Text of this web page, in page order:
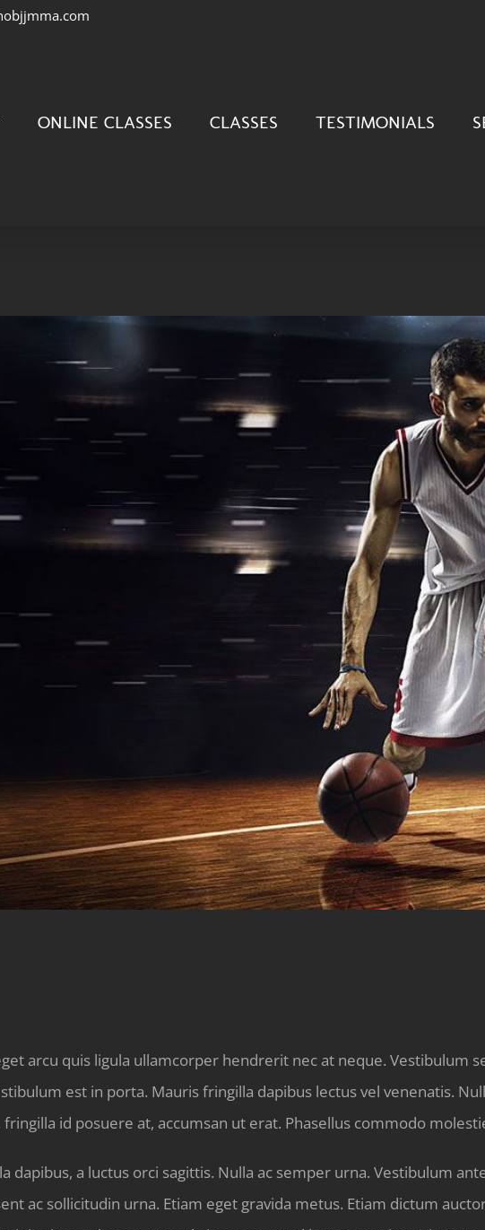
ONLINE CLASSES CLASSES TESTIMONIALS
arcu quis ligula ullamcorper hendrerit nec at neque.
est in porta. Mauris fringilla dapibus lectus vel venenatis.
fringilla id posuere at, accumsan ut erat. Phasellus commodo
dapibus, a luctus orci sagittis. Nulla ac semper urna. Vestibulum
ac sollicitudin urna. Etiam eget gravida metus. Etiam dictum